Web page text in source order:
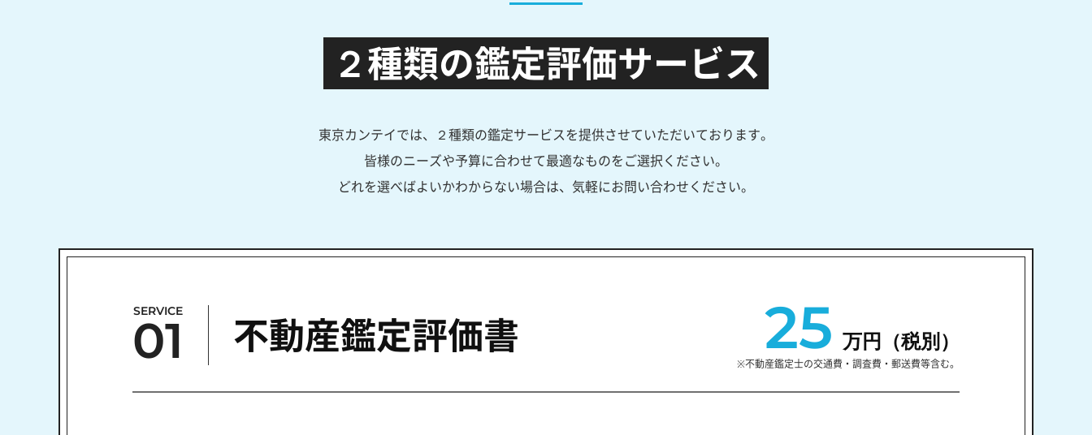
２種類の鑑定評価サービス
東京カンテイでは、２種類の鑑定サービスを提供させていただいております。
皆様のニーズや予算に合わせて最適なものをご選択ください。
どれを選べばよいかわからない場合は、気軽にお問い合わせください。
SERVICE
01 不動産鑑定評価書 25 万円（税別）
※不動産鑑定士の交通費・調査費・郵送費等含む。